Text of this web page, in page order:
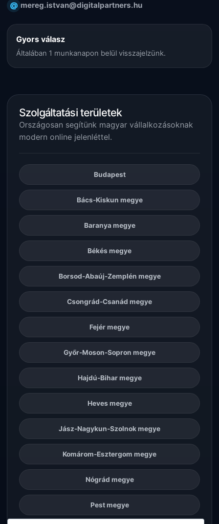
@ mereg.istvan@digitalpartners.hu
Gyors válasz
Általában 1 munkanapon belül visszajelzünk.
Szolgáltatási területek
Országosan segítünk magyar vállalkozásoknak
modern online jelenléttel.
Budapest
Bács-Kiskun megye
Baranya megye
Békés megye
Borsod-Abaúj-Zemplén megye
Csongrád-Csanád megye
Fejér megye
Győr-Moson-Sopron megye
Hajdú-Bihar megye
Heves megye
Jász-Nagykun-Szolnok megye
Komárom-Esztergom megye
Nógrád megye
Pest megye